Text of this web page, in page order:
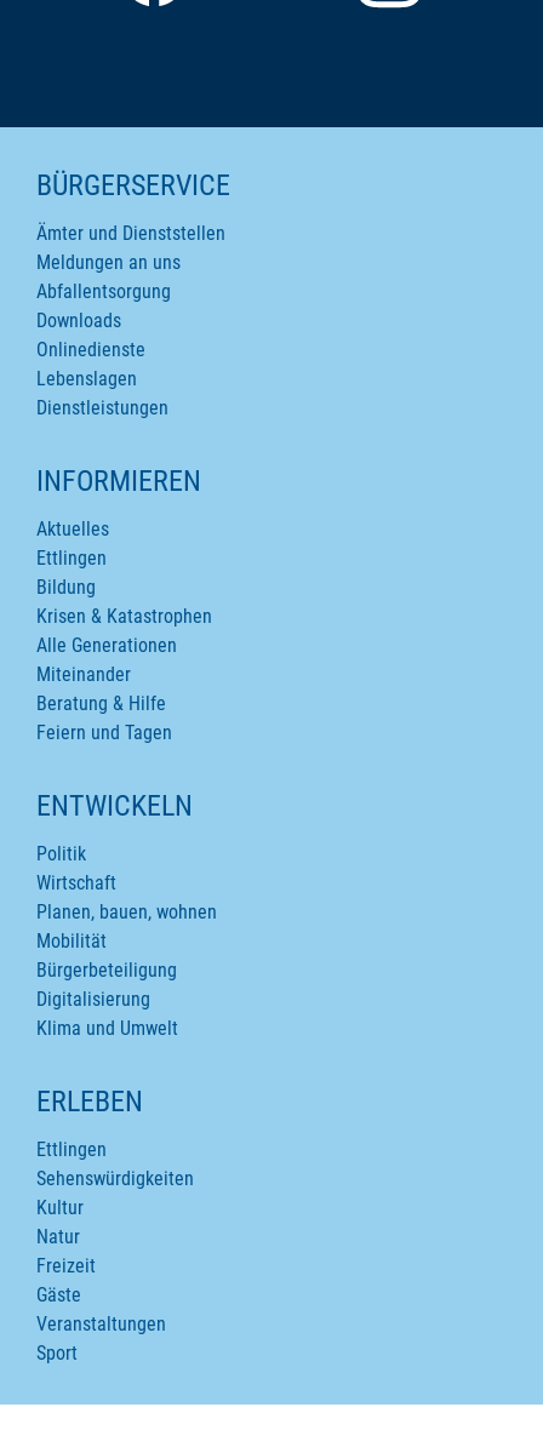
SEITENINHALTE
BÜRGERSERVICE
Ämter und Dienststellen
Meldungen an uns
Abfallentsorgung
Downloads
Onlinedienste
Lebenslagen
Dienstleistungen
INFORMIEREN
Aktuelles
Ettlingen
Bildung
Krisen & Katastrophen
Alle Generationen
Miteinander
Beratung & Hilfe
Feiern und Tagen
ENTWICKELN
Politik
Wirtschaft
Planen, bauen, wohnen
Mobilität
Bürgerbeteiligung
Digitalisierung
Klima und Umwelt
ERLEBEN
Ettlingen
Sehenswürdigkeiten
Kultur
Natur
Freizeit
Gäste
Veranstaltungen
Sport